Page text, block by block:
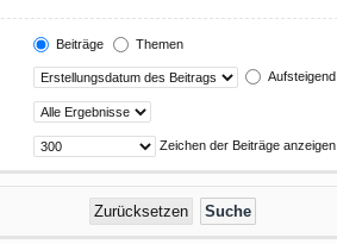
Beiträge Themen
Aufsteigend
Zeichen der Beiträge anzeigen